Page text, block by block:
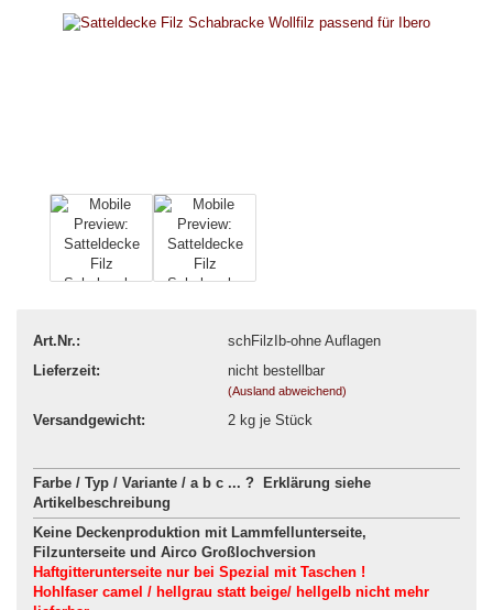
Art.Nr.:
schFilzIb-ohne Auflagen
Lieferzeit:
nicht bestellbar
(Ausland abweichend)
Versandgewicht: 2kg je Stück
Farbe / Typ / Variante / a b c ... ? Erklärung siehe
Artikelbeschreibung
Keine Deckenproduktion mit Lammfellunterseite,
Filzunterseite und Airco Großlochversion
Haftgitterunterseite nur bei Spezial mit Taschen !
Hohlfaser camel / hellgrau statt beige/ hellgelb nicht mehr